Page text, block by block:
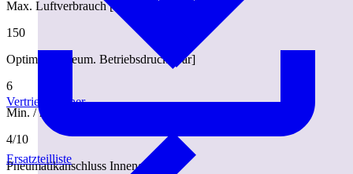
Max. Luftverbrauch [l/min.]
150
Optimaler pneum. Betriebsdruck [bar]
6
Min. / max. pneum. Betriebsdruck [bar]
4/10
Pneumatikanschluss Innengewinde
Ersatzteilliste
Vertriebspartner